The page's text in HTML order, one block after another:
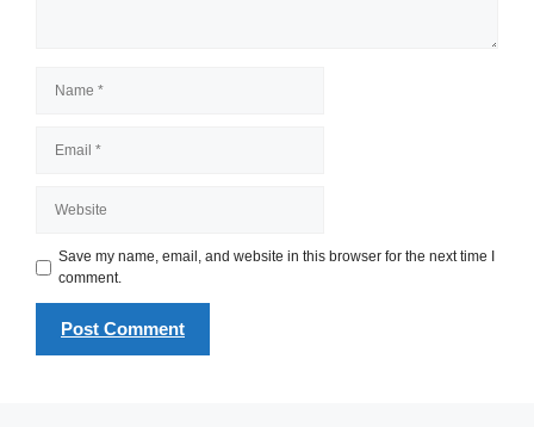
Save my name, email, and website in this browser for the next time I
comment.